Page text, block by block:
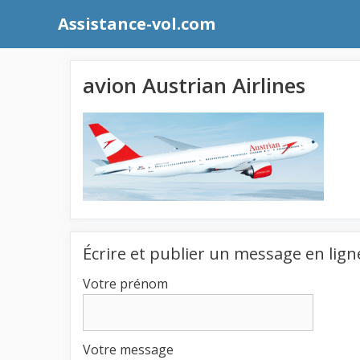
contenu
Assistance-vol.com
avion Austrian Airlines
Écrire et publier un message en
Votre prénom
Votre message